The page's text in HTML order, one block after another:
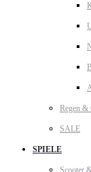
Regen &
SALE
SPIELE
Scooter